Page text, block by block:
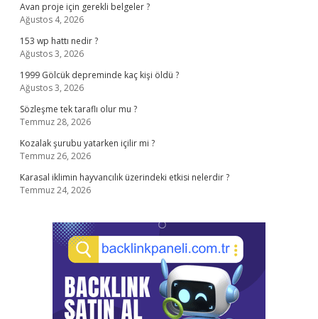
Avan proje için gerekli belgeler ?
Ağustos 4, 2026
153 wp hattı nedir ?
Ağustos 3, 2026
1999 Gölcük depreminde kaç kişi öldü ?
Ağustos 3, 2026
Sözleşme tek taraflı olur mu ?
Temmuz 28, 2026
Kozalak şurubu yatarken içilir mi ?
Temmuz 26, 2026
Karasal iklimin hayvancılık üzerindeki etkisi nelerdir ?
Temmuz 24, 2026